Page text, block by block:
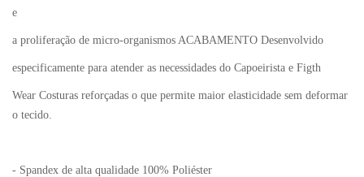
e
a proliferação de micro-organismos ACABAMENTO Desenvolvido
especificamente para atender as necessidades do Capoeirista e Figth
Wear Costuras reforçadas o que permite maior elasticidade sem deformar
o tecido.
- Spandex de alta qualidade 100% Poliéster